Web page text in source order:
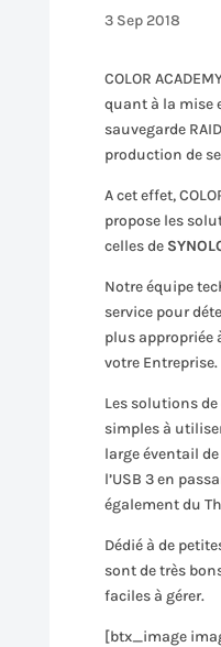
3 Sep 2018
COLOR
quant à la mise
sauvegarde
production de
A cet effet,
propose les
celles de
Notre équipe
service pour
plus appropriée
votre Entreprise.
Les solutions de
simples à
large éventail
l’USB 3 en
également du
Dédié à de
sont de très
faciles à gérer.
[btx_image